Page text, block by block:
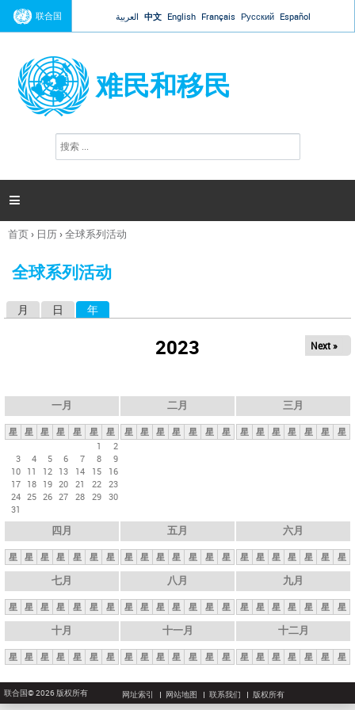
Jump to navigation
联合国 العربية 中文 English Français Русский Español
难民和移民
搜
索

你
这
首页› 日历›全球系列活动
全球系列活动
月 日 年
2023 Next »
一月
星 星 星 星 星 星
星
1
2
3
4 5 6 7 8
9
10 11 12 13 14 15
16
17 18 19 20 21 22 23
24 25 26 27 28 29 30
31
二月
星 星 星 星 星 星 星
三月
星 星 星 星 星 星 星
四月
星 星 星 星 星 星 星
五月
星 星 星 星 星 星 星
六月
星 星 星 星 星 星 星
七月
星 星 星 星 星 星 星
八月
星 星 星 星 星 星 星
九月
星 星 星 星 星 星 星
十月
星 星 星 星 星 星 星
十一月
星 星 星 星 星 星 星
十二月
星 星 星 星 星 星 星
联合国© 2026 版权所有 网址索引 网站地图 联系我们 版权所有